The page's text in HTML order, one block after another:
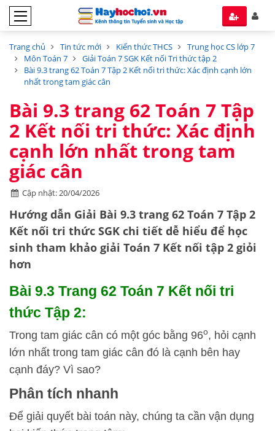
Trang chủ Tin tức mới Kiến thức THCS
Trung học CS lớp 7
Môn Toán 7
Giải Toán 7 SGK Kết nối Tri thức tập 2
Bài 9.3 trang 62 Toán 7 Tập 2 Kết nối tri thức: Xác định cạnh lớn
nhất trong tam giác cân
Bài 9.3 trang 62 Toán 7 Tập
2 Kết nối tri thức: Xác định
cạnh lớn nhất trong tam
giác cân
Cập nhật: 20/04/2026
Hướng dẫn Giải Bài 9.3 trang 62 Toán 7 Tập 2
Kết nối tri thức SGK chi tiết dễ hiểu để học
sinh tham khảo giải Toán 7 Kết nối tập 2 giỏi
hơn
Bài 9.3 Trang 62 Toán 7 Kết nối tri
thức Tập 2:
Trong tam giác cân có một góc bằng 96o, hỏi cạnh
lớn nhất trong tam giác cân đó là cạnh bên hay
cạnh đáy? Vì sao?
Phân tích nhanh
Để giải quyết bài toán này, chúng ta cần vận dụng